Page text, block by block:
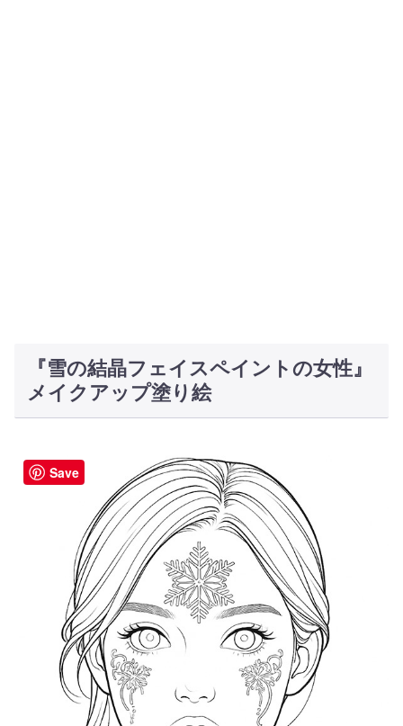
『雪の結晶フェイスペイントの女性』
メイクアップ塗り絵
Save